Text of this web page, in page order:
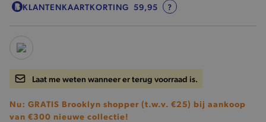
KLANTENKAARTKORTING 59,95 ?
Laat me weten wanneer er terug voorraad is.
Nu: GRATIS Brooklyn shopper (t.w.v. €25) bij aankoop
van €300 nieuwe collectie!